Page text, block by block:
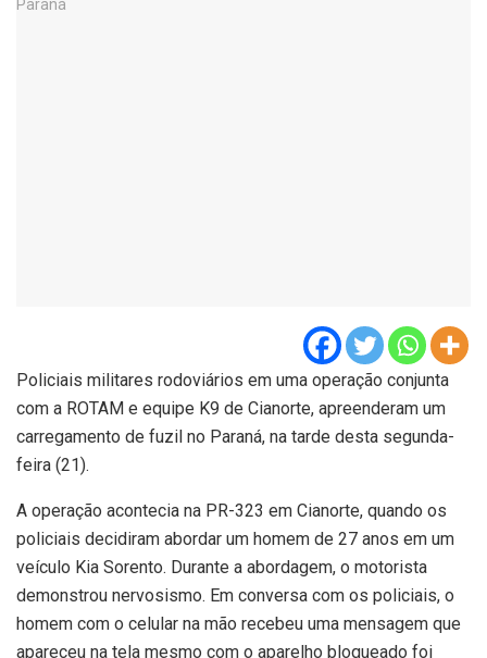
Policiais militares rodoviários em uma operação conjunta
com a ROTAM e equipe K9 de Cianorte, apreenderam um
carregamento de fuzil no Paraná, na tarde desta segunda-
feira (21).
A operação acontecia na PR-323 em Cianorte, quando os
policiais decidiram abordar um homem de 27 anos em um
veículo Kia Sorento. Durante a abordagem, o motorista
demonstrou nervosismo. Em conversa com os policiais, o
homem com o celular na mão recebeu uma mensagem que
apareceu na tela mesmo com o aparelho bloqueado foi